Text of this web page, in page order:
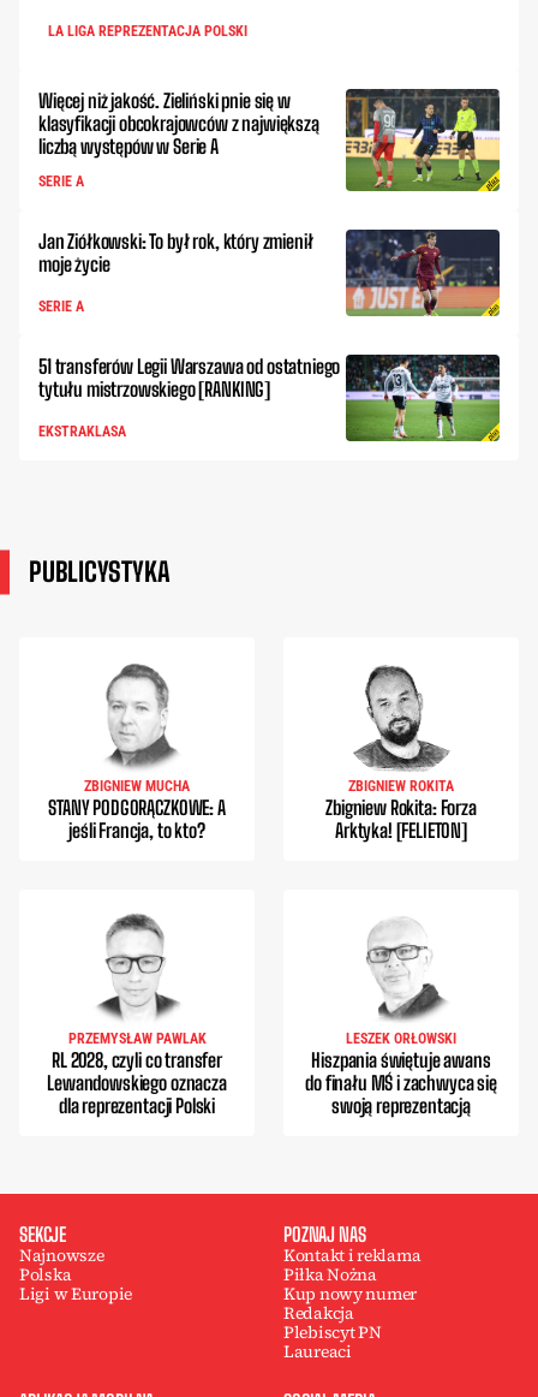
LA LIGA REPREZENTACJA POLSKI
Więcej niż jakość. Zieliński pnie się w
klasyfikacji obcokrajowców z największą
liczbą występów w Serie A
SERIE A
Jan Ziółkowski: To był rok, który zmienił
moje życie
SERIE A
51 transferów Legii Warszawa od ostatniego
tytułu mistrzowskiego [RANKING]
EKSTRAKLASA
PUBLICYSTYKA
ZBIGNIEW MUCHA
STANY PODGORĄCZKOWE: A
jeśli Francja, to kto?
ZBIGNIEW ROKITA
Zbigniew Rokita: Forza
Arktyka! [FELIETON]
PRZEMYSŁAW PAWLAK
RL 2028, czyli co transfer
Lewandowskiego oznacza
dla reprezentacji Polski
LESZEK ORŁOWSKI
Hiszpania świętuje awans
do finału MŚ i zachwyca się
swoją reprezentacją
SEKCJE
Najnowsze
Polska
Ligi w Europie
POZNAJ NAS
Kontakt i reklama
Piłka Nożna
Kup nowy numer
Redakcja
Plebiscyt PN
Laureaci